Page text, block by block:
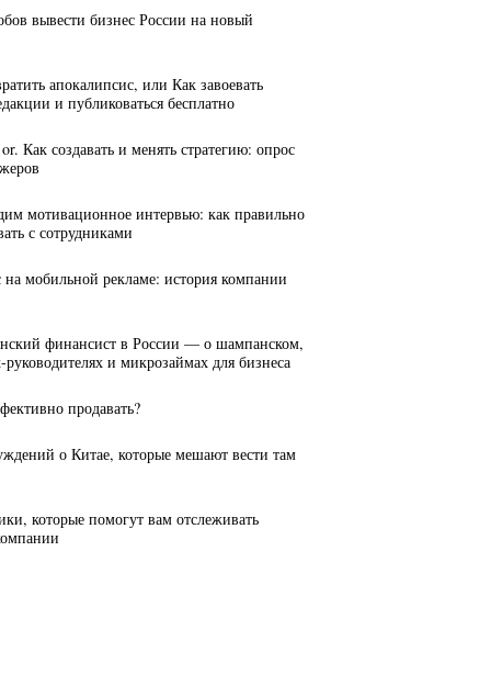
вывести бизнес России на новый
апокалипсис, или Как завоевать
и публиковаться бесплатно
Как создавать и менять стратегию: опрос
мотивационное интервью: как правильно
с сотрудниками
на мобильной рекламе: история компании
финансист в России — о шампанском,
и микрозаймах для бизнеса
продавать?
о Китае, которые мешают вести там
которые помогут вам отслеживать